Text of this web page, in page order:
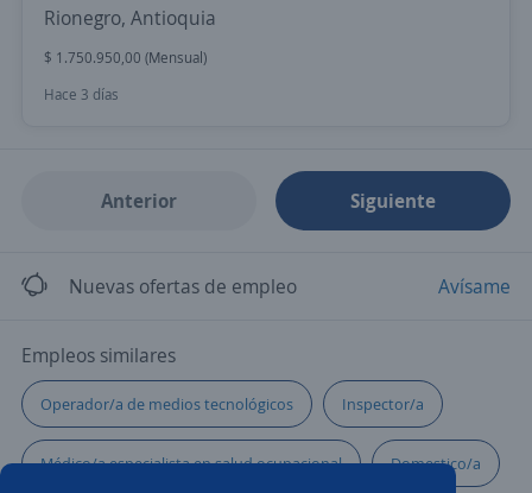
Rionegro, Antioquia
$ 1.750.950,00 (Mensual)
Hace 3 días
Anterior Siguiente
Nuevas ofertas de empleo Avísame
Empleos similares
Operador/a de medios tecnológicos Inspector/a
Médico/a especialista en salud ocupacional Domestico/a